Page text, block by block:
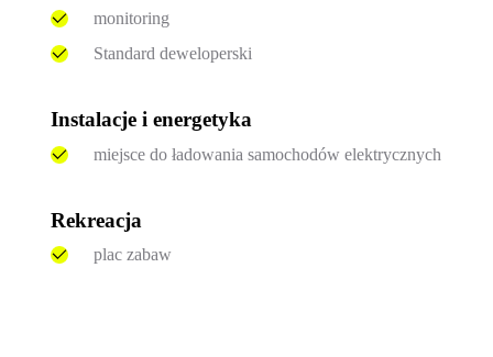
monitoring
Standard deweloperski
Instalacje i energetyka
miejsce do ładowania samochodów elektrycznych
Rekreacja
plac zabaw